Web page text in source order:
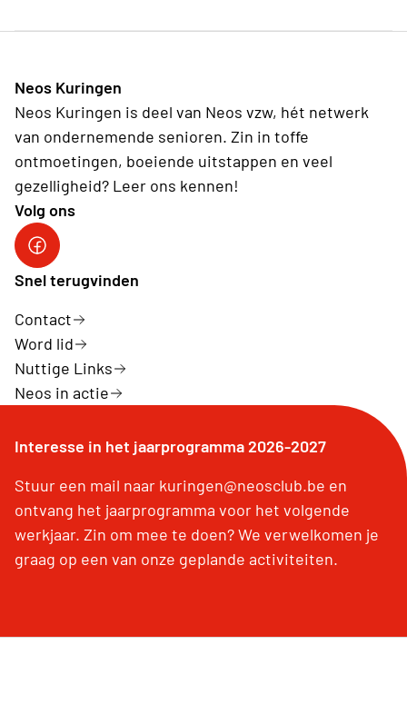
Neos Kuringen
Neos Kuringen is deel van Neos vzw, hét netwerk
van ondernemende senioren. Zin in toffe
ontmoetingen, boeiende uitstappen en veel
gezelligheid? Leer ons kennen!
Volg ons
Facebook
Snel terugvinden
Contact
Word lid
Nuttige Links
Neos in actie
Interesse in het jaarprogramma 2026-2027
Stuur een mail naar kuringen@neosclub.be en
ontvang het jaarprogramma voor het volgende
werkjaar. Zin om mee te doen? We verwelkomen je
graag op een van onze geplande activiteiten.